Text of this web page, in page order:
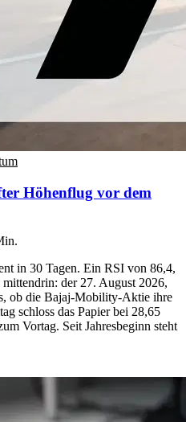
Höhenflug vor dem
in 30 Tagen. Ein RSI von 86,4,
der 27. August 2026,
ob die Bajaj-Mobility-Aktie ihre
schloss das Papier bei 28,65
Vortag. Seit Jahresbeginn steht